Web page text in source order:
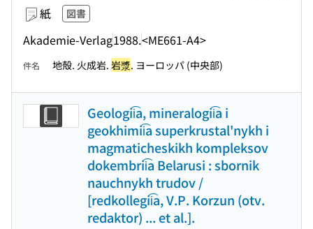
紙 図書
Akademie-Verlag1988.<ME661-A4>
件名 地殻. 火成岩. 岩漿. ヨーロッパ (中央部)
Geologii͡a, mineralogii͡a i
geokhimii͡a superkrustal'nykh i
magmaticheskikh kompleksov
dokembrii͡a Belarusi : sbornik
nauchnykh trudov /
[redkollegii͡a, V.P. Korzun (otv.
redaktor) ... et al.].